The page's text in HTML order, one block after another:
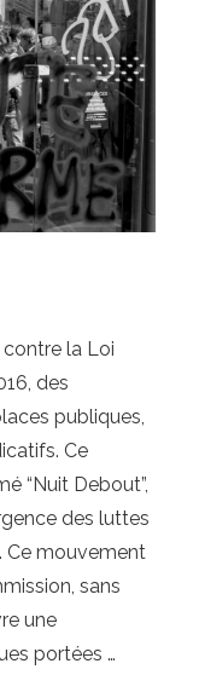
la Loi
des
publiques,
Ce
“Nuit Debout”,
des luttes
Ce mouvement
sans
une
portées